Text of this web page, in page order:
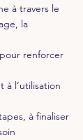
à travers le
la
renforcer
à l’utilisation
à finaliser